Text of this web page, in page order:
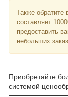
Также обратите
составляет
предоставить
небольших
Приобретайте
системой